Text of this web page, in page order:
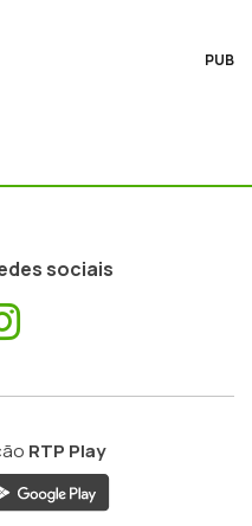
PUB
sociais
RTP Play